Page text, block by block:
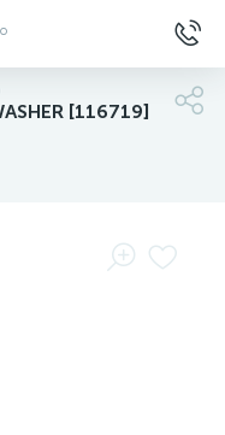
[116719]